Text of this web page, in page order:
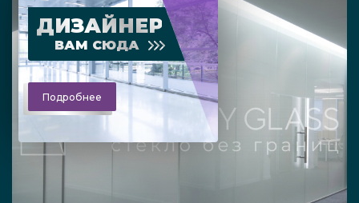
ДИЗАЙНЕР
ВАМ СЮДА
Подробнее